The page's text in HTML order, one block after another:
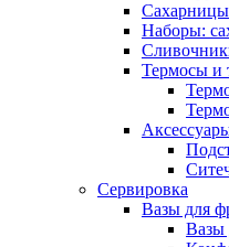
Сахарницы
Наборы:
Термосы и
Сервировка
Вазы для
Вазы